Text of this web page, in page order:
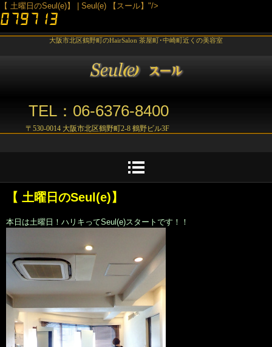
【 土曜日のSeul(e)】 | Seul(e) 【スール】"/>
大阪市北区鶴野町のHairSalon 茶屋町･中崎町近くの美容室
TEL：06-6376-8400
〒530-0014 大阪市北区鶴野町2-8 鶴野ビル3F
【 土曜日のSeul(e)】
本日は土曜日！ハリキってSeul(e)スタートです！！